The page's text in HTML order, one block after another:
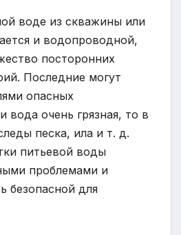
воде из скважины или
и водопроводной,
посторонних
Последние могут
опасных
вода очень грязная, то в
песка, ила и т. д.
питьевой воды
проблемами и
безопасной для